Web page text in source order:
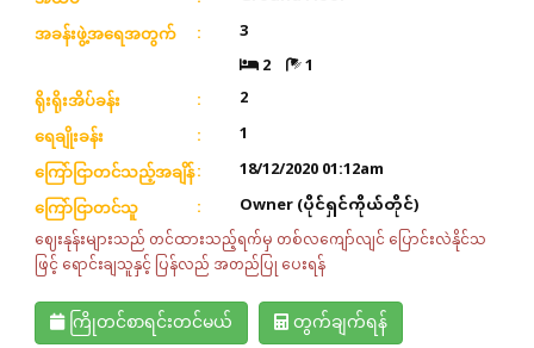
အခန်းဖွဲ့အရေအတွက်
3
2
1
ရိုးရိုးအိပ်ခန်း 2
ရေချိုးခန်း 1
ကြော်ငြာတင်သည့်အချိန် 18/12/2020 01:12am
ကြော်ငြာတင်သူ Owner (ပိုင်ရှင်ကိုယ်တိုင်)
ဈေးနုန်းများသည် တင်ထားသည့်ရက်မှ တစ်လကျော်လျင် ပြောင်းလဲနိုင်သ
ဖြင့် ရောင်းချသူနှင့် ပြန်လည် အတည်ပြု ပေးရန်
ကြိုတင်စာရင်းတင်မယ် တွက်ချက်ရန်